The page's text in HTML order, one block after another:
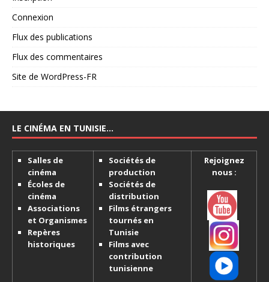
Connexion
Flux des publications
Flux des commentaires
Site de WordPress-FR
LE CINÉMA EN TUNISIE…
Salles de
cinéma
Écoles de
cinéma
Associations
et Organismes
Repères
historiques
Sociétés de
production
Sociétés de
distribution
Films étrangers
tournés en
Tunisie
Films avec
contribution
tunisienne
Rejoignez
nous :